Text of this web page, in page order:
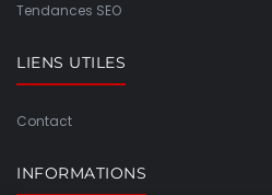
Tendances SEO
LIENS UTILES
Contact
INFORMATIONS